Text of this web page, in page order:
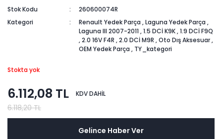
Stok Kodu
260600074R
Kategori
Renault Yedek Parça ,Laguna Yedek Parça ,
Laguna III 2007-2011,1.5 DCİ K9K,1.9 DCİ F9Q
,2.0 16V F4R ,2.0 DCİ M9R ,Oto Dış Aksesuar,
OEM Yedek Parça , TY_kategori
Stokta yok
6.112,08 TL KDV DAHİL
6.118,20 TL
Gelince Haber Ver